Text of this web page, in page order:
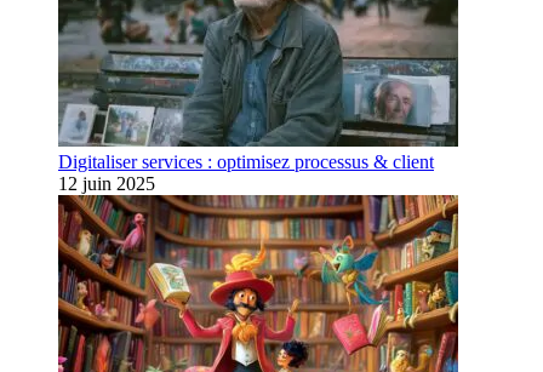
Digitaliser services : optimisez processus & client
12 juin 2025